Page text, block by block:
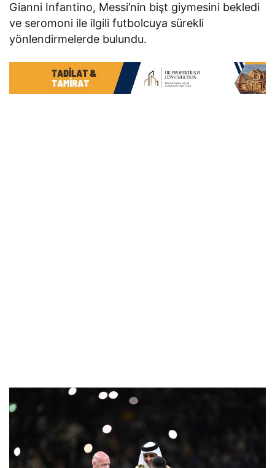
Gianni Infantino, Messi’nin bişt giymesini bekledi
ve seromoni ile ilgili futbolcuya sürekli
yönlendirmelerde bulundu.